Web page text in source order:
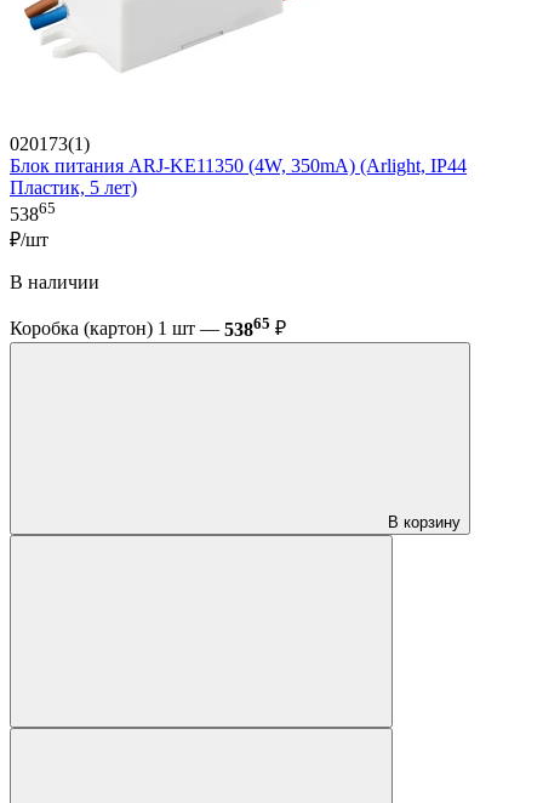
020173(1)
Блок питания ARJ-KE11350 (4W, 350mA) (Arlight, IP44
Пластик, 5 лет)
53865
₽/шт
В наличии
Коробка (картон) 1 шт — 53865 ₽
В корзину